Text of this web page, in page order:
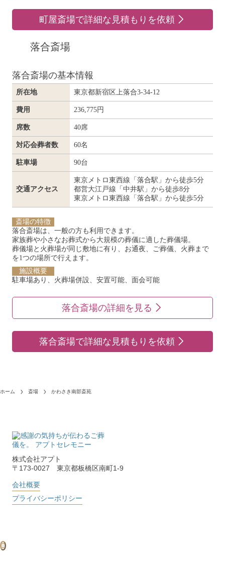
町屋斎場で詳細な見積もりを依頼
落合斎場
落合斎場の基本情報
所在地 東京都新宿区上落合3-34-12
費用 236,775円
席数 40席
対応会葬者数 60名
駐車場 90台
交通アクセス
東京メトロ東西線「落合駅」から徒歩5分
都営大江戸線「中井駅」から徒歩8分
東京メトロ東西線「落合駅」から徒歩5分
斎場の特徴
落合斎場は、一般の方も利用できます。
家族葬や小さなお葬式から大規模の葬儀に適した葬儀場。
葬儀場と火葬場が同じ敷地に有り、お通夜、ご葬儀、火葬まで
を1つの場所で行えます。
施設概要
駐車場あり、火葬場併設、安置可能、面会可能
落合斎場の詳細を見る
落合斎場で詳細な見積もりを依頼
ホーム 斎場 かわさき南部斎苑
株式会社アプト
〒173-0027 東京都板橋区南町1-9
会社概要
プライバシーポリシー